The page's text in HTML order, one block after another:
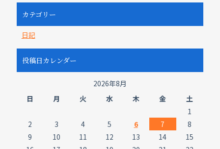
カテゴリー
日記
投稿日カレンダー
2026年8月
日
月 火 水 木 金
土
1
2
3 4 5 6 7
8
9
10 11 12 13 14
15